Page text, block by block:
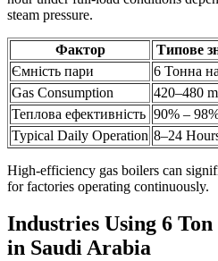
steam pressure.
Фактор
Типове
Ємність пари
6 Тонна
Gas Consumption
420–480
Теплова ефективність 90% –
Typical Daily Operation 8–24
High-efficiency gas boilers can
for factories operating continuously.
Industries Using 6 Ton
in Saudi Arabia